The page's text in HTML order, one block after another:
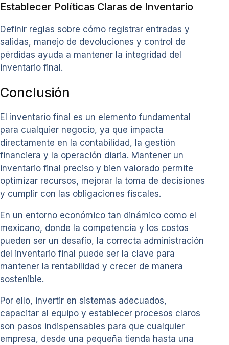
Establecer Políticas Claras de Inventario
Definir reglas sobre cómo registrar entradas y
salidas, manejo de devoluciones y control de
pérdidas ayuda a mantener la integridad del
inventario final.
Conclusión
El inventario final es un elemento fundamental
para cualquier negocio, ya que impacta
directamente en la contabilidad, la gestión
financiera y la operación diaria. Mantener un
inventario final preciso y bien valorado permite
optimizar recursos, mejorar la toma de decisiones
y cumplir con las obligaciones fiscales.
En un entorno económico tan dinámico como el
mexicano, donde la competencia y los costos
pueden ser un desafío, la correcta administración
del inventario final puede ser la clave para
mantener la rentabilidad y crecer de manera
sostenible.
Por ello, invertir en sistemas adecuados,
capacitar al equipo y establecer procesos claros
son pasos indispensables para que cualquier
empresa, desde una pequeña tienda hasta una